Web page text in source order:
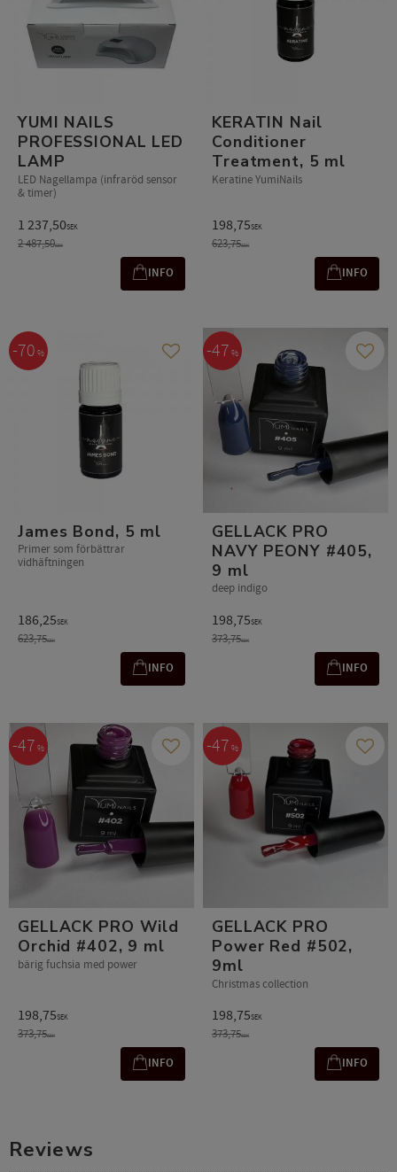
Reviews
YUMI NAILS
PROFESSIONAL LED
LAMP
LED Nagellampa (infraröd sensor
& timer)
1 237,50SEK
2 487,50SEK
INFO
KERATIN Nail
Conditioner
Treatment, 5 ml
Keratine YumiNails
198,75SEK
623,75SEK
INFO
James Bond, 5 ml
Primer som förbättrar
vidhäftningen
186,25SEK
623,75SEK
70 % Add to favorites
INFO
GELLACK PRO
NAVY PEONY #405,
9 ml
deep indigo
198,75SEK
373,75SEK
47 % Add
INFO
GELLACK PRO Wild
Orchid #402, 9 ml
bärig fuchsia med power
198,75SEK
373,75SEK
47 % Add to favorites
INFO
GELLACK PRO
Power Red #502,
9ml
Christmas collection
198,75SEK
373,75SEK
47 % Add
INFO